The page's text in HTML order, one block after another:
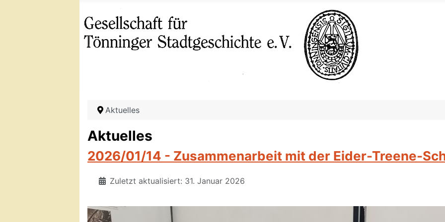
Aktuelles
Aktuelles
2026/01/14 - Zusammenarbeit mit der Eider-Treene-
Zuletzt aktualisiert: 31. Januar 2026